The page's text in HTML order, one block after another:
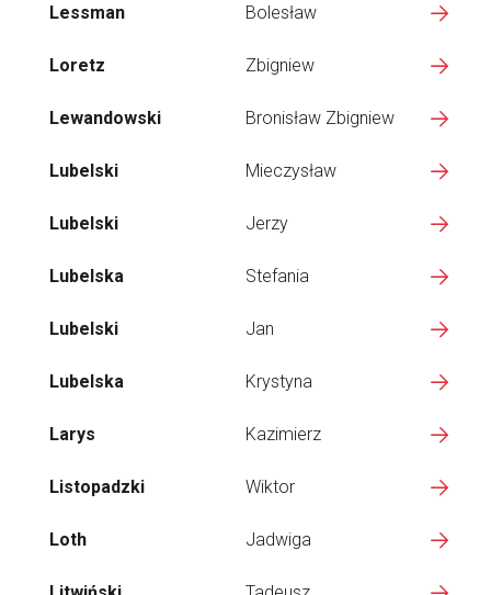
Lessman Bolesław
Loretz Zbigniew
Lewandowski Bronisław Zbigniew
Lubelski Mieczysław
Lubelski Jerzy
Lubelska Stefania
Lubelski Jan
Lubelska Krystyna
Larys Kazimierz
Listopadzki Wiktor
Loth Jadwiga